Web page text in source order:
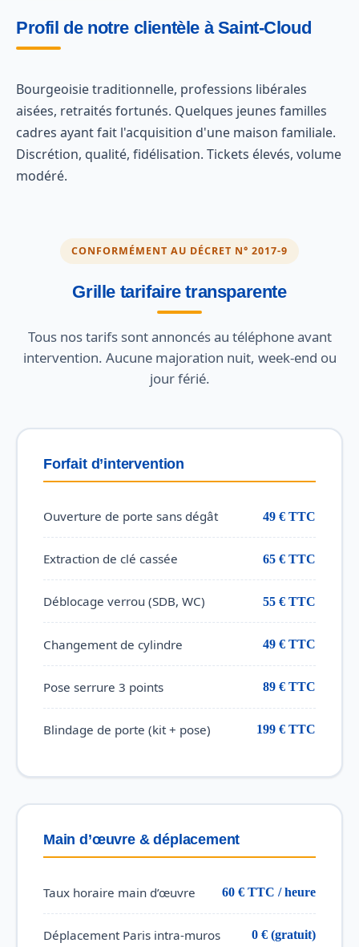
Profil de notre clientèle à Saint-Cloud
Bourgeoisie traditionnelle, professions libérales
aisées, retraités fortunés. Quelques jeunes familles
cadres ayant fait l'acquisition d'une maison familiale.
Discrétion, qualité, fidélisation. Tickets élevés, volume
modéré.
CONFORMÉMENT AU DÉCRET N° 2017-9
Grille tarifaire transparente
Tous nos tarifs sont annoncés au téléphone avant
intervention. Aucune majoration nuit, week-end ou
jour férié.
Forfait d’intervention
Ouverture de porte sans dégât 49 € TTC
Extraction de clé cassée 65 € TTC
Déblocage verrou (SDB, WC) 55 € TTC
Changement de cylindre 49 € TTC
Pose serrure 3 points 89 € TTC
Blindage de porte (kit + pose) 199 € TTC
Main d’œuvre & déplacement
Taux horaire main d’œuvre 60 € TTC / heure
Déplacement Paris intra-muros 0 € (gratuit)